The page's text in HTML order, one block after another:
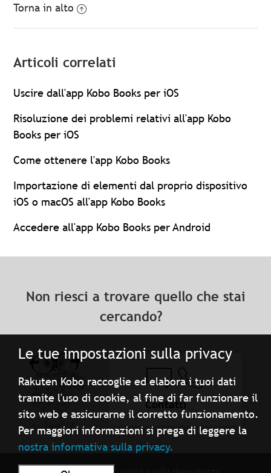
Le tue impostazioni sulla privacy
Rakuten Kobo raccoglie ed elabora i tuoi dati
tramite l'uso di cookie, al fine di far funzionare il
sito web e assicurarne il corretto funzionamento.
Per maggiori informazioni si prega di leggere la
nostra informativa sulla privacy.
Torna in alto
Articoli correlati
Uscire dall'app Kobo Books per iOS
Risoluzione dei problemi relativi all'app Kobo
Books per iOS
Come ottenere l'app Kobo Books
Importazione di elementi dal proprio dispositivo
iOS o macOS all'app Kobo Books
Accedere all'app Kobo Books per Android
Non riesci a trovare quello che stai
cercando?
Contatti